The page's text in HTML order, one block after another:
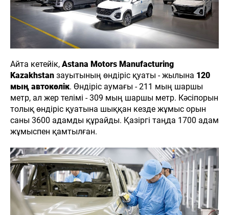
Айта кетейік, Astana Motors Manufacturing
Kazakhstan зауытының өндіріс қуаты - жылына 120
мың автокөлік. Өндіріс аумағы - 211 мың шаршы
метр, ал жер телімі - 309 мың шаршы метр. Кәсіпорын
толық өндіріс қуатына шыққан кезде жұмыс орын
саны 3600 адамды құрайды. Қазіргі таңда 1700 адам
жұмыспен қамтылған.